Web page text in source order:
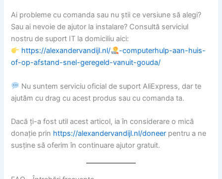
Ai probleme cu comanda sau nu știi ce versiune să alegi?
Sau ai nevoie de ajutor la instalare? Consultă serviciul
nostru de suport IT la domiciliu aici:
https://alexandervandijl.nl/
-computerhulp-aan-huis-
of-op-afstand-snel-geregeld-vanuit-gouda/
Nu suntem serviciu oficial de suport AliExpress, dar te
ajutăm cu drag cu acest produs sau cu comanda ta.
Dacă ți-a fost util acest articol, ia în considerare o mică
donație prin https://alexandervandijl.nl/doneer pentru a ne
susține să oferim în continuare ajutor gratuit.